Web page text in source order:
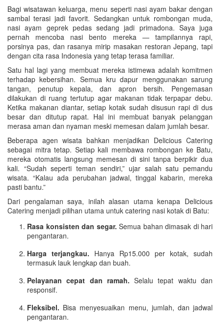
Bagi wisatawan keluarga, menu seperti nasi ayam bakar dengan
sambal terasi jadi favorit. Sedangkan untuk rombongan muda,
nasi ayam geprek pedas sedang jadi primadona. Saya juga
pernah mencoba nasi bento mereka — tampilannya rapi,
porsinya pas, dan rasanya mirip masakan restoran Jepang, tapi
dengan cita rasa Indonesia yang tetap terasa familiar.
Satu hal lagi yang membuat mereka istimewa adalah komitmen
terhadap kebersihan. Semua kru dapur menggunakan sarung
tangan, penutup kepala, dan apron bersih. Pengemasan
dilakukan di ruang tertutup agar makanan tidak terpapar debu.
Ketika makanan diantar, setiap kotak sudah disusun rapi di dus
besar dan ditutup rapat. Hal ini membuat banyak pelanggan
merasa aman dan nyaman meski memesan dalam jumlah besar.
Beberapa agen wisata bahkan menjadikan Delicious Catering
sebagai mitra tetap. Setiap kali membawa rombongan ke Batu,
mereka otomatis langsung memesan di sini tanpa berpikir dua
kali. “Sudah seperti teman sendiri,” ujar salah satu pemandu
wisata. “Kalau ada perubahan jadwal, tinggal kabarin, mereka
pasti bantu.”
Dari pengalaman saya, inilah alasan utama kenapa Delicious
Catering menjadi pilihan utama untuk catering nasi kotak di Batu:
Rasa konsisten dan segar. Semua bahan dimasak di hari
pengantaran.
Harga terjangkau. Hanya Rp15.000 per kotak, sudah
termasuk lauk lengkap dan buah.
Pelayanan cepat dan ramah. Selalu tepat waktu dan
responsif.
Fleksibel. Bisa menyesuaikan menu, jumlah, dan jadwal
pengantaran.